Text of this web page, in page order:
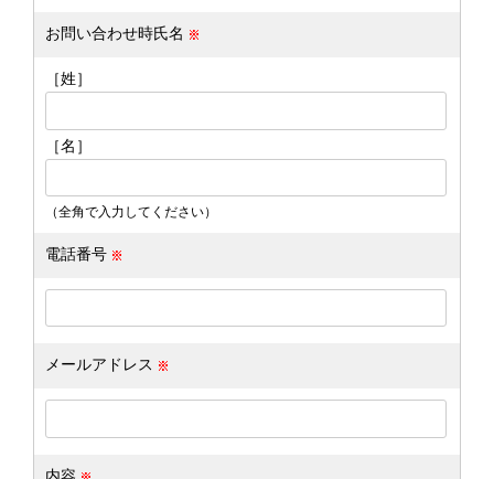
お問い合わせ時氏名
［姓］
［名］
（全角で入力してください）
電話番号
メールアドレス